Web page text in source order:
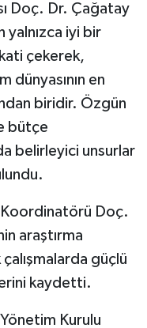
Doç. Dr. Çağatay
yalnızca iyi bir
çekerek,
dünyasının en
biridir. Özgün
bütçe
belirleyici unsurlar
Doç.
araştırma
güçlü
kaydetti.
Kurulu